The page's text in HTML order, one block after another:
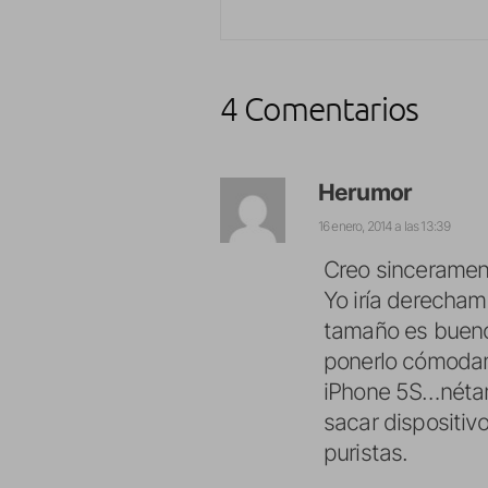
4 Comentarios
Herumor
16 enero, 2014 a las 13:39
Creo
Yo iría
tamaño es
ponerlo
iPhone
sacar
puristas.